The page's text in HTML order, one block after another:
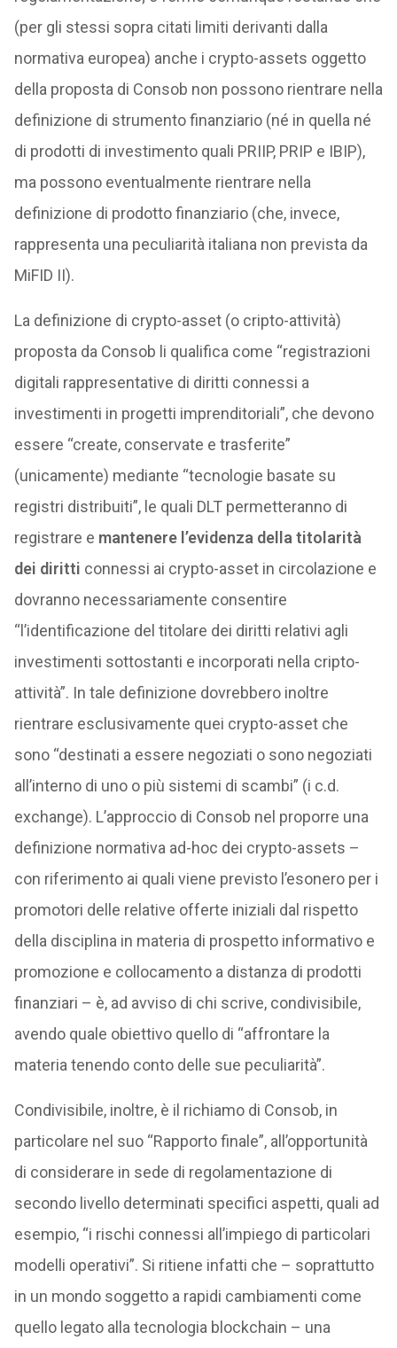
(per gli stessi sopra citati limiti derivanti dalla
normativa europea) anche i crypto-assets oggetto
della proposta di Consob non possono rientrare nella
definizione di strumento finanziario (né in quella né
di prodotti di investimento quali PRIIP, PRIP e IBIP),
ma possono eventualmente rientrare nella
definizione di prodotto finanziario (che, invece,
rappresenta una peculiarità italiana non prevista da
MiFID II).
La definizione di crypto-asset (o cripto-attività)
proposta da Consob li qualifica come “registrazioni
digitali rappresentative di diritti connessi a
investimenti in progetti imprenditoriali”, che devono
essere “create, conservate e trasferite”
(unicamente) mediante “tecnologie basate su
registri distribuiti”, le quali DLT permetteranno di
registrare e mantenere l’evidenza della titolarità
dei diritti connessi ai crypto-asset in circolazione e
dovranno necessariamente consentire
“l’identificazione del titolare dei diritti relativi agli
investimenti sottostanti e incorporati nella cripto-
attività”. In tale definizione dovrebbero inoltre
rientrare esclusivamente quei crypto-asset che
sono “destinati a essere negoziati o sono negoziati
all’interno di uno o più sistemi di scambi” (i c.d.
exchange). L’approccio di Consob nel proporre una
definizione normativa ad-hoc dei crypto-assets –
con riferimento ai quali viene previsto l’esonero per i
promotori delle relative offerte iniziali dal rispetto
della disciplina in materia di prospetto informativo e
promozione e collocamento a distanza di prodotti
finanziari – è, ad avviso di chi scrive, condivisibile,
avendo quale obiettivo quello di “affrontare la
materia tenendo conto delle sue peculiarità”.
Condivisibile, inoltre, è il richiamo di Consob, in
particolare nel suo “Rapporto finale”, all’opportunità
di considerare in sede di regolamentazione di
secondo livello determinati specifici aspetti, quali ad
esempio, “i rischi connessi all’impiego di particolari
modelli operativi”. Si ritiene infatti che – soprattutto
in un mondo soggetto a rapidi cambiamenti come
quello legato alla tecnologia blockchain – una